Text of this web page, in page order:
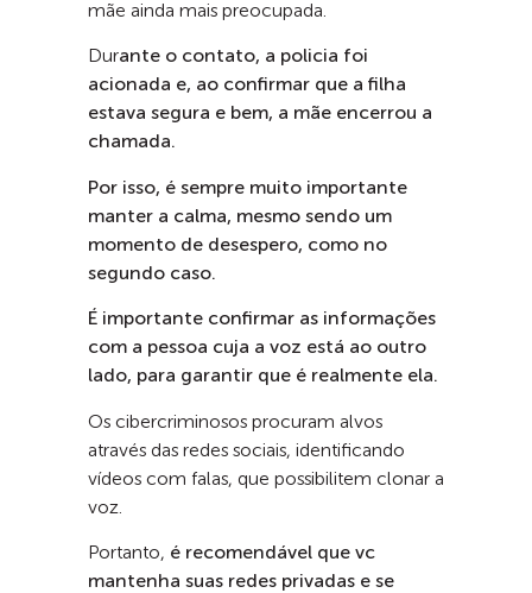
mãe ainda mais preocupada.
Durante o contato, a policia foi
acionada e, ao confirmar que a filha
estava segura e bem, a mãe encerrou a
chamada.
Por isso, é sempre muito importante
manter a calma, mesmo sendo um
momento de desespero, como no
segundo caso.
É importante confirmar as informações
com a pessoa cuja a voz está ao outro
lado, para garantir que é realmente ela.
Os cibercriminosos procuram alvos
através das redes sociais, identificando
vídeos com falas, que possibilitem clonar a
voz.
Portanto, é recomendável que vc
mantenha suas redes privadas e se